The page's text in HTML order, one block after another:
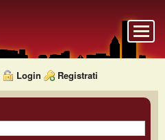
Login Registrati